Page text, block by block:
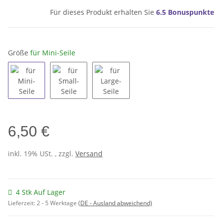
Für dieses Produkt erhalten Sie 6.5 Bonuspunkte
Größe für Mini-Seile
6,50 €
inkl. 19% USt. , zzgl. Versand
4 Stk Auf Lager
Lieferzeit:2 - 5 Werktage (DE - Ausland abweichend)